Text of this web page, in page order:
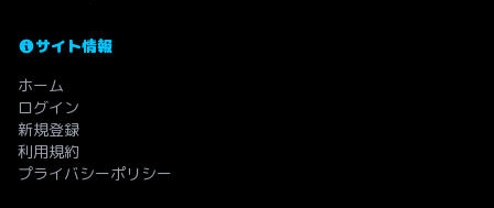
サイト情報
ホーム
ログイン
新規登録
利用規約
プライバシーポリシー